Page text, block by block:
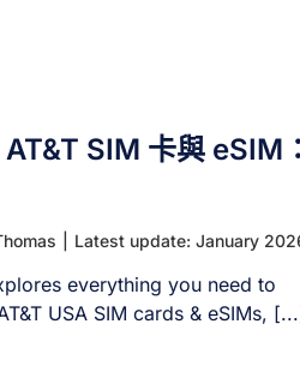
SIM 卡與 eSIM：
Latest update: January
everything you need to
USA SIM cards & eSIMs,